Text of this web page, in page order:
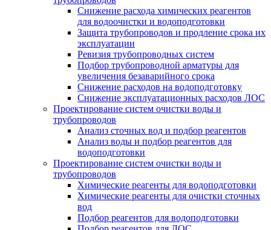
Снижение расхода химических реагентов
для водоочистки и водоподготовки
Защита трубопроводов и продление срока их
эксплуатации
Ревизия трубопроводных систем
Подбор трубопроводной арматуры для
увеличения безаварийного срока
Снижение расходов на водоподготовку
Снижение эксплуатационных расходов ЛОС
Проектирование систем очистки воды и
трубопроводов
Анализ сточных вод и подбор реагентов
Анализ воды и подбор реагентов для
водоподготовки
Проектирование систем очистки воды и
трубопроводов
Химические реагенты для водоподготовки
Химические реагенты для очистки сточных
вод
Подбор реагентов для водоподготовки